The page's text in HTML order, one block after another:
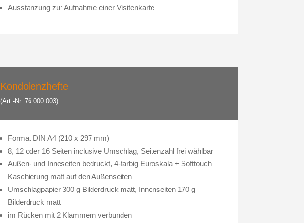
Ausstanzung zur Aufnahme einer Visitenkarte
Kondolenzhefte
(Art.-Nr. 76 000 003)
Format DIN A4 (210 x 297 mm)
8, 12 oder 16 Seiten inclusive Umschlag, Seitenzahl frei wählbar
Außen- und Inneseiten bedruckt, 4-farbig Euroskala + Softtouch
Kaschierung matt auf den Außenseiten
Umschlagpapier 300 g Bilderdruck matt, Innenseiten 170 g
Bilderdruck matt
im Rücken mit 2 Klammern verbunden